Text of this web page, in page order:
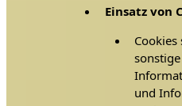
Einsatz von
Cookies
und